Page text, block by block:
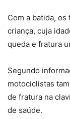
Com a batida,
criança, cuja
queda e fratura
Segundo
motociclistas
de fratura na
de saúde.